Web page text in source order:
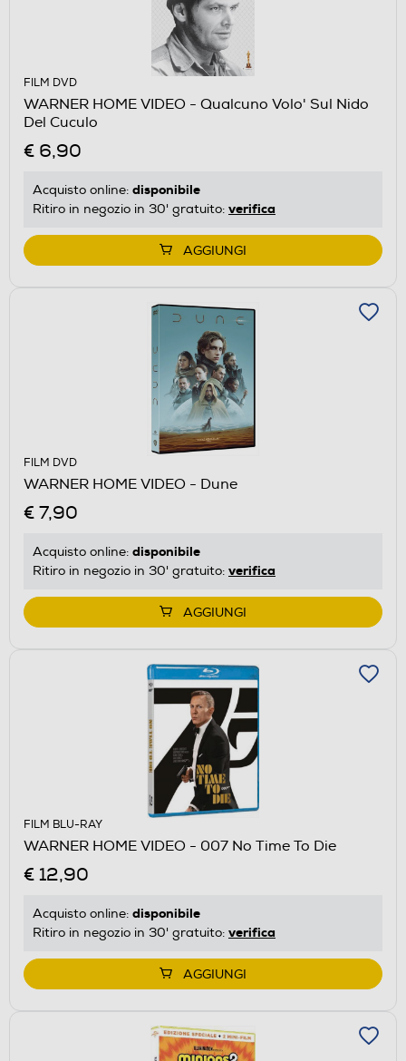
FILM DVD
WARNER HOME VIDEO - Qualcuno Volo' Sul Nido
Del Cuculo
€ 6,90
Acquisto online: disponibile
Ritiro in negozio in 30' gratuito: verifica
AGGIUNGI
FILM DVD
WARNER HOME VIDEO - Dune
€ 7,90
Acquisto online: disponibile
Ritiro in negozio in 30' gratuito: verifica
AGGIUNGI
FILM BLU-RAY
WARNER HOME VIDEO - 007 No Time To Die
€ 12,90
Acquisto online: disponibile
Ritiro in negozio in 30' gratuito: verifica
AGGIUNGI